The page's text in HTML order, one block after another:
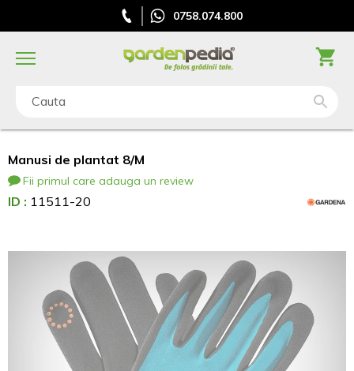
0758.074.800
Cauta
Manusi de plantat 8/M
Fii primul care adauga un review
ID : 11511-20